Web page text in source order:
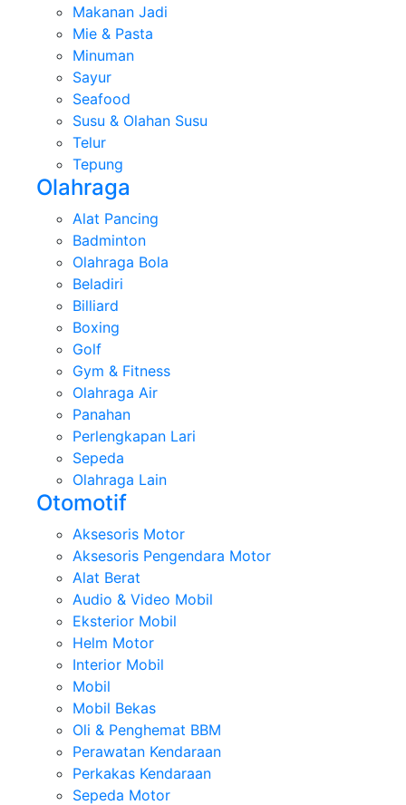
Makanan Jadi
Mie & Pasta
Minuman
Sayur
Seafood
Susu & Olahan Susu
Telur
Tepung
Olahraga
Alat Pancing
Badminton
Olahraga Bola
Beladiri
Billiard
Boxing
Golf
Gym & Fitness
Olahraga Air
Panahan
Perlengkapan Lari
Sepeda
Olahraga Lain
Otomotif
Aksesoris Motor
Aksesoris Pengendara Motor
Alat Berat
Audio & Video Mobil
Eksterior Mobil
Helm Motor
Interior Mobil
Mobil
Mobil Bekas
Oli & Penghemat BBM
Perawatan Kendaraan
Perkakas Kendaraan
Sepeda Motor